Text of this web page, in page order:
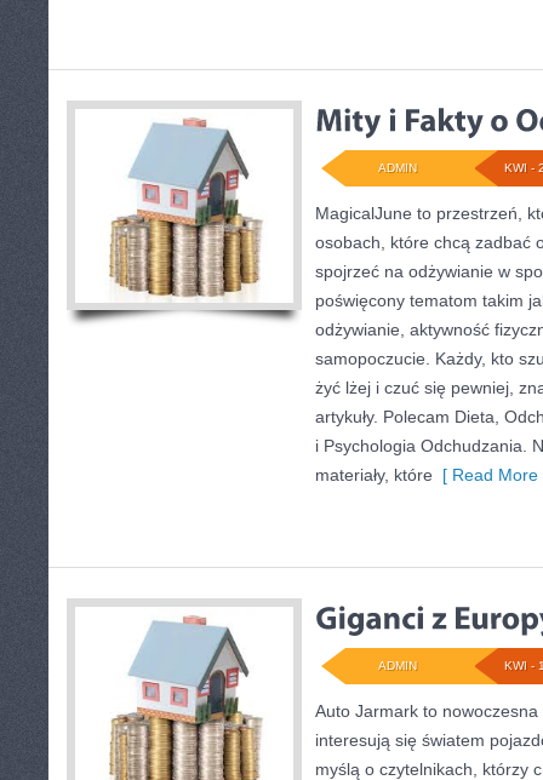
KWI -
ADMIN
MagicalJune to przestrzeń,
osobach, które chcą zadbać
spojrzeć na odżywianie w
poświęcony tematom takim
odżywianie, aktywność
samopoczucie. Każdy, kto
żyć lżej i czuć się pewniej,
artykuły. Polecam Dieta,
i Psychologia Odchudzania.
materiały, które [ Read More
KWI -
ADMIN
Auto Jarmark to
interesują się światem
myślą o czytelnikach, którzy